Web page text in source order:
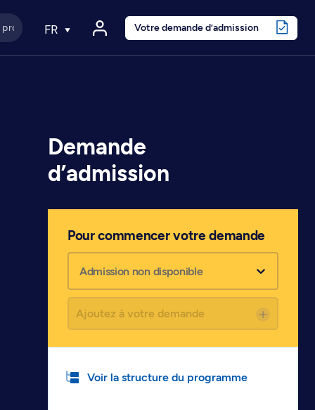
FR Votre demande d’admission
Demande
d’admission
Pour commencer votre demande
Admission non disponible
Ajoutez à votre demande
Voir la structure du programme